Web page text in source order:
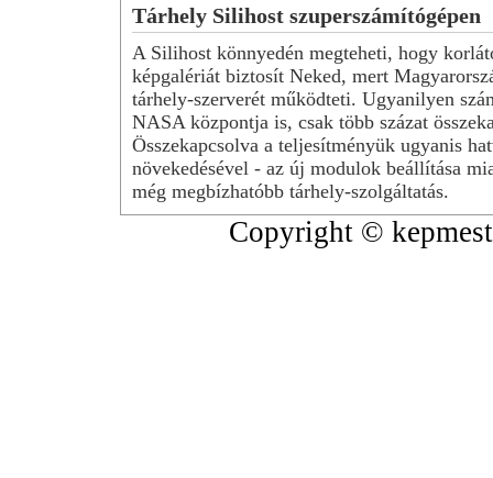
Tárhely Silihost szuperszámítógépen
A Silihost könnyedén megteheti, hogy
képgalériát biztosít Neked, mert
tárhely-szerverét működteti. Ugyanilyen
NASA központja is, csak több százat
Összekapcsolva a teljesítményük ugyanis
növekedésével - az új modulok beállítása
még megbízhatóbb tárhely-szolgáltatás.
Copyright ©